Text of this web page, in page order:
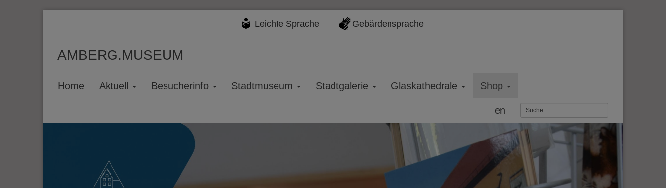
Leichte Sprache Gebärdensprache
AMBERG.MUSEUM
Home Aktuell Besucherinfo Stadtmuseum Stadtgalerie Glaskathedrale Shop
en